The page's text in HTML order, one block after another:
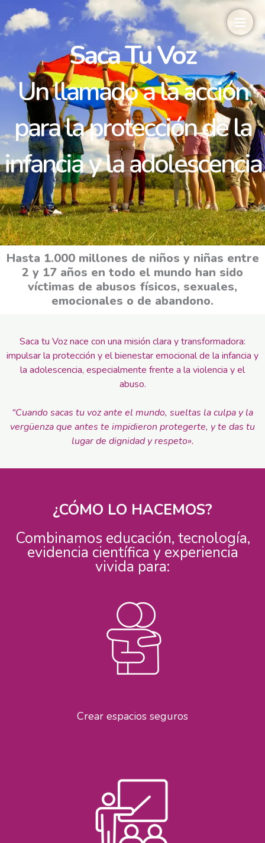
contenido
Saca Tu Voz
Un llamado a la acción
para la protección de la
infancia y la adolescencia
Hasta 1.000 millones de niños y niñas entre
2 y 17 años en todo el mundo han sido
víctimas de abusos físicos, sexuales,
emocionales o de abandono.
Saca tu Voz nace con una misión clara y transformadora:
impulsar la protección y el bienestar emocional de la infancia y
la adolescencia, especialmente frente a la violencia y el
abuso.
“Cuando sacas tu voz ante el mundo, sueltas la culpa y la
vergüenza que antes te impidieron protegerte, y te das tu
lugar de dignidad y respeto».
¿CÓMO LO HACEMOS?
Combinamos educación, tecnología,
evidencia científica y experiencia
vivida para:
Crear espacios seguros